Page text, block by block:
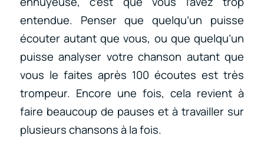
entendue. Penser que quelqu’un puisse
écouter autant que vous, ou que quelqu’un
puisse analyser votre chanson autant que
vous le faites après 100 écoutes est très
trompeur. Encore une fois, cela revient à
faire beaucoup de pauses et à travailler sur
plusieurs chansons à la fois.